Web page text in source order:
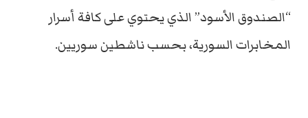
“الصندوق الأسود” الذي يحتوي على كافة أسرار
المخابرات السورية، بحسب ناشطين سوريين.